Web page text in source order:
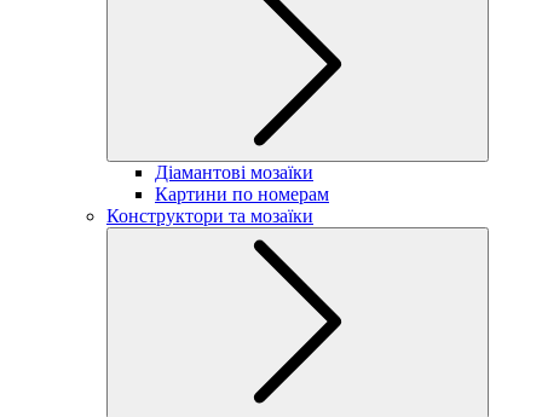
Діамантові мозаїки
Картини по номерам
Конструктори та мозаїки